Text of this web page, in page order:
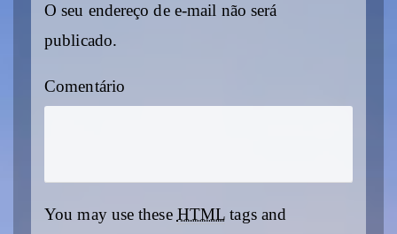
O seu endereço de e-mail não será
publicado.
Comentário
You may use these HTML tags and